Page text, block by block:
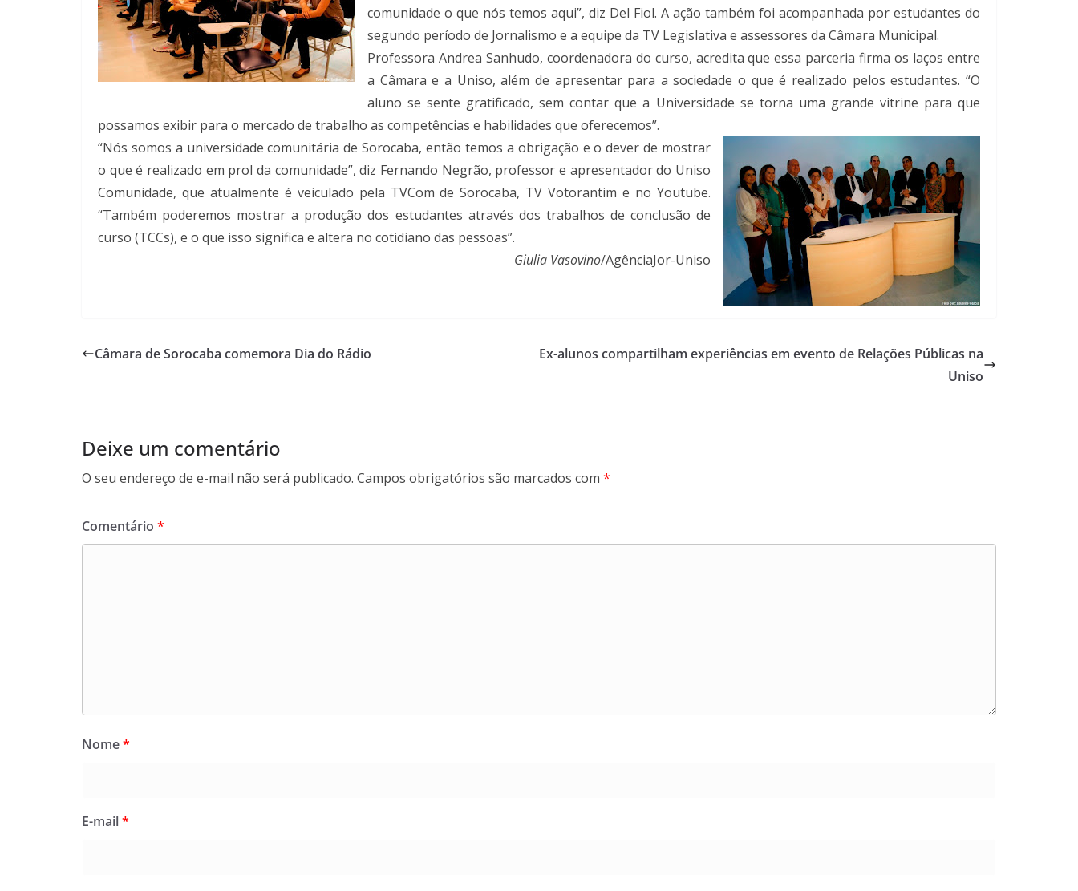
comunidade o que nós temos aqui”, diz Del Fiol. A ação também foi acompanhada por estudantes do
segundo período de Jornalismo e a equipe da TV Legislativa e assessores da Câmara Municipal.
Professora Andrea Sanhudo, coordenadora do curso, acredita que essa parceria firma os laços entre
a Câmara e a Uniso, além de apresentar para a sociedade o que é realizado pelos estudantes. “O
aluno se sente gratificado, sem contar que a Universidade se torna uma grande vitrine para que
possamos exibir para o mercado de trabalho as competências e habilidades que oferecemos”.
“Nós somos a universidade comunitária de Sorocaba, então temos a obrigação e o dever de mostrar
o que é realizado em prol da comunidade”, diz Fernando Negrão, professor e apresentador do Uniso
Comunidade, que atualmente é veiculado pela TVCom de Sorocaba, TV Votorantim e no Youtube.
“Também poderemos mostrar a produção dos estudantes através dos trabalhos de conclusão de
curso (TCCs), e o que isso significa e altera no cotidiano das pessoas”.
Giulia Vasovino/AgênciaJor-Uniso
Câmara de Sorocaba comemora Dia do Rádio
Ex-alunos compartilham experiências em evento de Relações Públicas na
Uniso
Deixe um comentário
O seu endereço de e-mail não será publicado. Campos obrigatórios são marcados com *
Comentário *
Nome*
E-mail*